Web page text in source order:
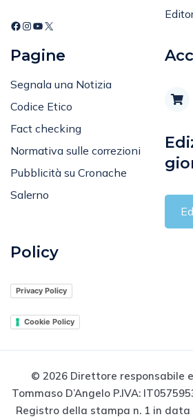
Pagine
Segnala una Notizia
Codice Etico
Fact checking
Normativa sulle correzioni
Pubblicità su Cronache
Salerno
Policy
Privacy Policy
Cookie Policy
© 2026 Direttore responsabile
Tommaso D’Angelo P.IVA:
Registro della stampa n. 1 in data